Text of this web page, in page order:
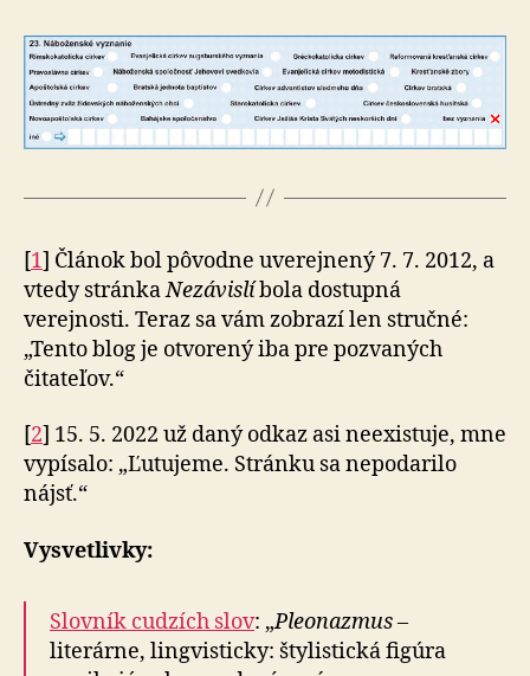
[1] Článok bol pôvodne uverejnený 7. 7. 2012, a
vtedy stránkaNezávislíbola dostupná
verejnosti. Teraz sa vám zobrazí len stručné:
„Tento blog je otvorený iba pre pozvaných
čitateľov.“
[2] 15. 5. 2022 už daný odkaz asi neexistuje, mne
vypísalo: „Ľutujeme. Stránku sa nepodarilo
nájsť.“
Vysvetlivky:
Slovník cudzích slov: „Pleonazmus–
literárne, lingvisticky: štylistická figúra